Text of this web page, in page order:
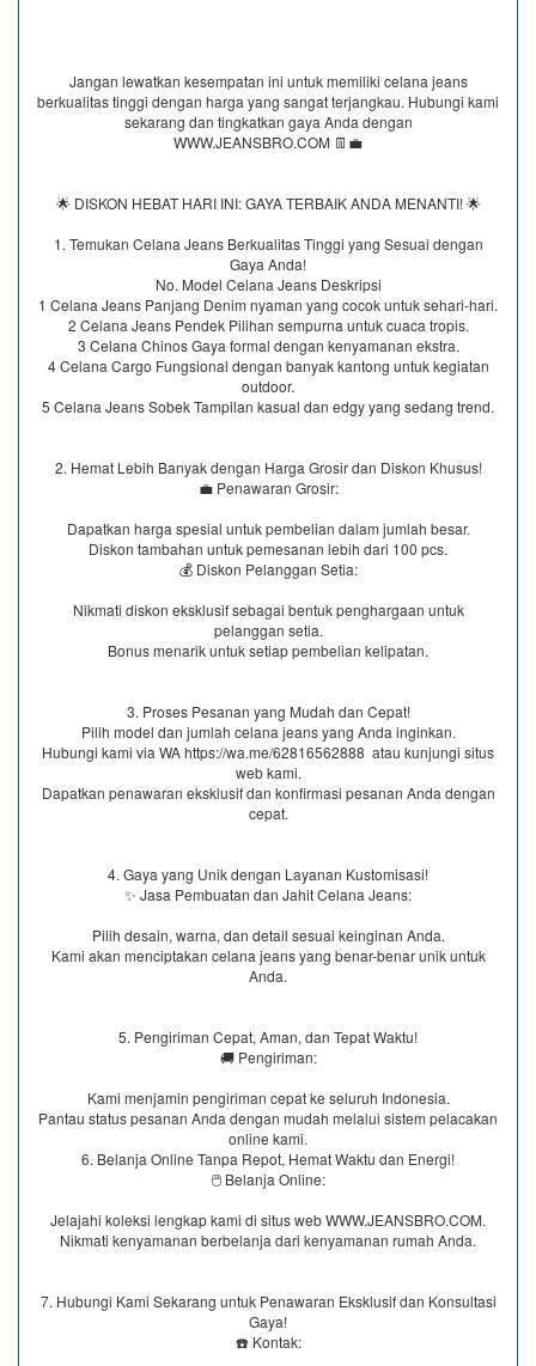
Jangan lewatkan kesempatan ini untuk memiliki celana jeans
berkualitas tinggi dengan harga yang sangat terjangkau. Hubungi kami
sekarang dan tingkatkan gaya Anda dengan
WWW.JEANSBRO.COM 👖💼
🌟 DISKON HEBAT HARI INI: GAYA TERBAIK ANDA MENANTI! 🌟
1. Temukan Celana Jeans Berkualitas Tinggi yang Sesuai dengan
Gaya Anda!
No. Model Celana Jeans Deskripsi
1 Celana Jeans Panjang Denim nyaman yang cocok untuk sehari-hari.
2 Celana Jeans Pendek Pilihan sempurna untuk cuaca tropis.
3 Celana Chinos Gaya formal dengan kenyamanan ekstra.
4 Celana Cargo Fungsional dengan banyak kantong untuk kegiatan
outdoor.
5 Celana Jeans Sobek Tampilan kasual dan edgy yang sedang trend.
2. Hemat Lebih Banyak dengan Harga Grosir dan Diskon Khusus!
💼 Penawaran Grosir:
Dapatkan harga spesial untuk pembelian dalam jumlah besar.
Diskon tambahan untuk pemesanan lebih dari 100 pcs.
💰 Diskon Pelanggan Setia:
Nikmati diskon eksklusif sebagai bentuk penghargaan untuk
pelanggan setia.
Bonus menarik untuk setiap pembelian kelipatan.
3. Proses Pesanan yang Mudah dan Cepat!
Pilih model dan jumlah celana jeans yang Anda inginkan.
Hubungi kami via WA https://wa.me/62816562888​ atau kunjungi situs
web kami.
Dapatkan penawaran eksklusif dan konfirmasi pesanan Anda dengan
cepat.
4. Gaya yang Unik dengan Layanan Kustomisasi!
✨ Jasa Pembuatan dan Jahit Celana Jeans:
Pilih desain, warna, dan detail sesuai keinginan Anda.
Kami akan menciptakan celana jeans yang benar-benar unik untuk
Anda.
5. Pengiriman Cepat, Aman, dan Tepat Waktu!
🚚 Pengiriman:
Kami menjamin pengiriman cepat ke seluruh Indonesia.
Pantau status pesanan Anda dengan mudah melalui sistem pelacakan
online kami.
6. Belanja Online Tanpa Repot, Hemat Waktu dan Energi!
🖱️ Belanja Online:
Jelajahi koleksi lengkap kami di situs web WWW.JEANSBRO.COM.
Nikmati kenyamanan berbelanja dari kenyamanan rumah Anda.
7. Hubungi Kami Sekarang untuk Penawaran Eksklusif dan Konsultasi
Gaya!
☎️ Kontak: